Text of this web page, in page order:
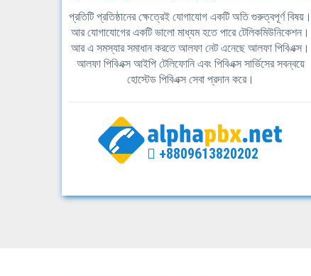
প্রতিটি প্রতিষ্ঠানের ক্ষেত্রেই যোগাযোগ একটি অতি গুরুত্বপূর্ণ বিষয়।
আর যোগাযোগের একটি ভালো মাধ্যম হতে পারে টেলিকমিউনিকেশন।
আর এ সমস্যার সমাধান করতে আলফা নেট এনেছে আলফা পিবিএক্স।
আলফা পিবিএক্স আইপি টেলিফোনি এবং পিবিএক্স সার্ভিসের সবন্বয়ে
হোস্টেড পিবিএক্স সেবা প্রদান করে।
+8809613820202